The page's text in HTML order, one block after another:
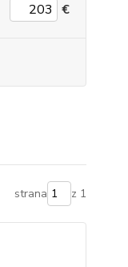
€
strana z 1